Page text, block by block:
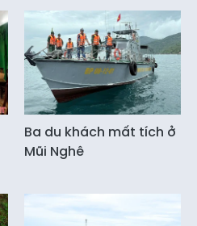
Ba du khách mất tích ở
Mũi Nghê